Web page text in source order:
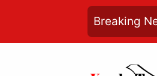
Breaking